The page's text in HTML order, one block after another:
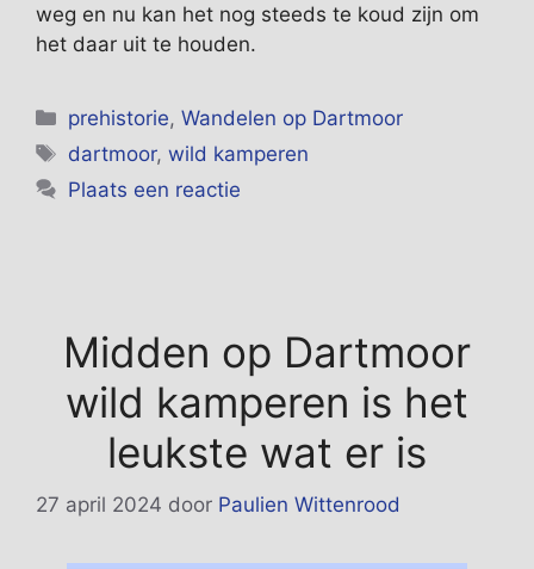
weg en nu kan het nog steeds te koud zijn om
het daar uit te houden.
Categorieën
prehistorie,Wandelen op Dartmoor
Tags
dartmoor,wild kamperen
Plaats een reactie
Midden op Dartmoor
wild kamperen is het
leukste wat er is
27 april 2024 door Paulien Wittenrood